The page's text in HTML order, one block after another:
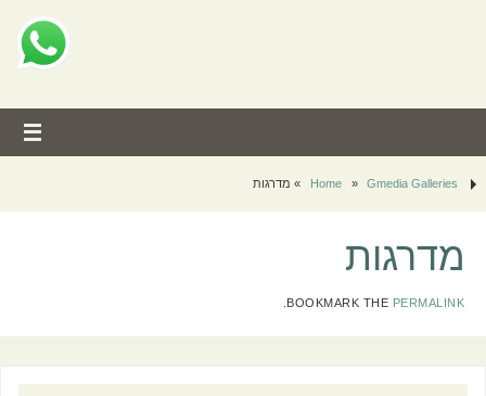
Home » Gmedia Galleries
» מדרגות
מדרגות
BOOKMARK THE PERMALINK